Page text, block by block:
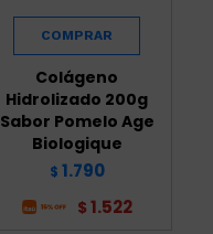
Colágeno
Hidrolizado 200g
Sabor Pomelo Age
Biologique
$ 1.790
$ 1.522